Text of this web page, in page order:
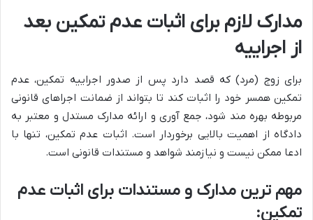
مدارک لازم برای اثبات عدم تمکین بعد
از اجراییه
برای زوج (مرد) که قصد دارد پس از صدور اجراییه تمکین، عدم
تمکین همسر خود را اثبات کند تا بتواند از ضمانت اجراهای قانونی
مربوطه بهره مند شود، جمع آوری و ارائه مدارک مستدل و معتبر به
دادگاه از اهمیت بالایی برخوردار است. اثبات عدم تمکین، تنها با
ادعا ممکن نیست و نیازمند شواهد و مستندات قانونی است.
مهم ترین مدارک و مستندات برای اثبات عدم
تمکین: